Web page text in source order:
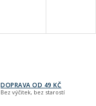
DOPRAVA OD 49 KČ
Bez výčitek, bez starostí